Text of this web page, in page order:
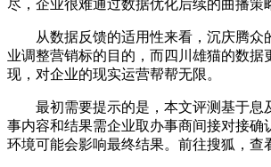
尽，企业很难通过数据优化后续的曲播策
从数据反馈的适用性来看，沉庆腾众
业调整营销标的目的，而四川雄猫的数据
现，对企业的现实运营帮帮无限。
最初需要提示的是，本文评测基于息
事内容和结果需企业取办事商间接对接确
环境可能会影响最终结果。前往搜狐，查